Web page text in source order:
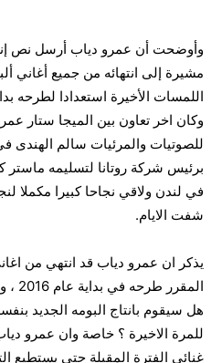
وأوضحت أن عمرو دياب أرسل نص
مشيرة إلى انتهائه من جميع أغاني
اللمسات الأخيرة استعدادا لطرحه بداية
وكان اخر تعاون بين الميجا ستار
للصوتيات والمرئيات سالم الهندى
برئيس شركة روتانا لتسليمه ماستر
في لندن ولاقي نجاحا كبيرا مكملا
شفت الايام.
يذكر ان عمرو دياب قد انتهي من
هل سيقوم بانتاج البومه الجديد
للمرة الاخيرة ؟ خاصة وان عمرو
غنائي الفترة المقبلة حتي يستطيع